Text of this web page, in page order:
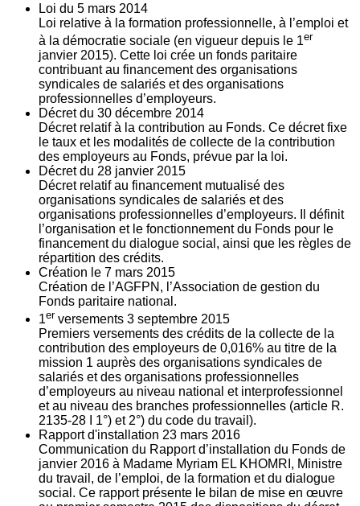
Loi du 5 mars 2014
Loi relative à la formation professionnelle, à l’emploi et
à la démocratie sociale (en vigueur depuis le 1er
janvier 2015). Cette loi crée un fonds paritaire
contribuant au financement des organisations
syndicales de salariés et des organisations
professionnelles d’employeurs.
Décret du 30 décembre 2014
Décret relatif à la contribution au Fonds. Ce décret fixe
le taux et les modalités de collecte de la contribution
des employeurs au Fonds, prévue par la loi.
Décret du 28 janvier 2015
Décret relatif au financement mutualisé des
organisations syndicales de salariés et des
organisations professionnelles d’employeurs. Il définit
l’organisation et le fonctionnement du Fonds pour le
financement du dialogue social, ainsi que les règles de
répartition des crédits.
Création le 7 mars 2015
Création de l’AGFPN, l’Association de gestion du
Fonds paritaire national.
1er versements 3 septembre 2015
Premiers versements des crédits de la collecte de la
contribution des employeurs de 0,016% au titre de la
mission 1 auprès des organisations syndicales de
salariés et des organisations professionnelles
d’employeurs au niveau national et interprofessionnel
et au niveau des branches professionnelles (article R.
2135‐28 I 1°) et 2°) du code du travail).
Rapport d'installation 23 mars 2016
Communication du Rapport d’installation du Fonds de
janvier 2016 à Madame Myriam EL KHOMRI, Ministre
du travail, de l’emploi, de la formation et du dialogue
social. Ce rapport présente le bilan de mise en œuvre